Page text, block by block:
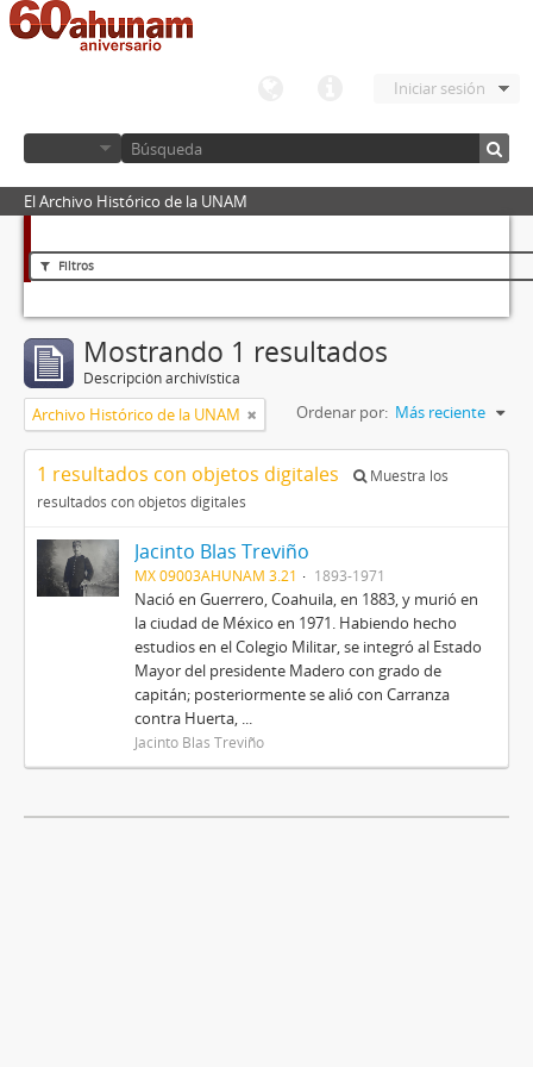
Iniciar sesión
El Archivo Histórico de la UNAM
Filtros
Mostrando 1 resultados
Descripción archivística
Archivo Histórico de la UNAM Ordenar por: Más reciente
1 resultados con objetos digitales
Muestra los
resultados con objetos digitales
Jacinto Blas Treviño
MX 09003AHUNAM 3.21 1893-1971
Nació en Guerrero, Coahuila, en 1883, y murió en
la ciudad de México en 1971. Habiendo hecho
estudios en el Colegio Militar, se integró al Estado
Mayor del presidente Madero con grado de
capitán; posteriormente se alió con Carranza
contra Huerta, ...
Jacinto Blas Treviño